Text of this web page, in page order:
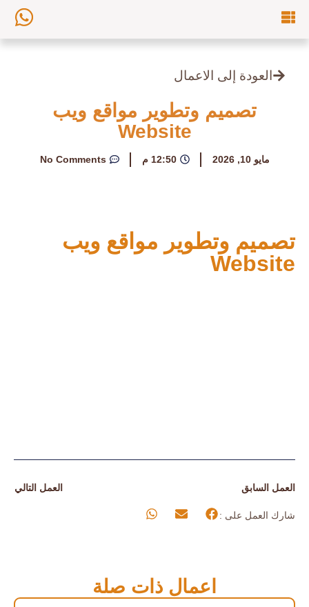
العودة إلى الاعمال
تصميم وتطوير مواقع ويب
Website
مايو 10, 2026 12:50 م No Comments
تصميم وتطوير مواقع ويب
Website
العمل السابق العمل التالي
شارك العمل على :
اعمال ذات صلة